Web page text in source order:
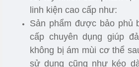
linh kiện cao cấp như:
Sản phẩm được bảo phủ
cấp chuyên dụng giúp
không bị ám mùi cơ thể
sử dụng cũng như kéo